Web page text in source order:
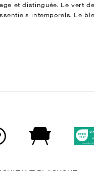
et distinguée. Le vert
intemporels. Le